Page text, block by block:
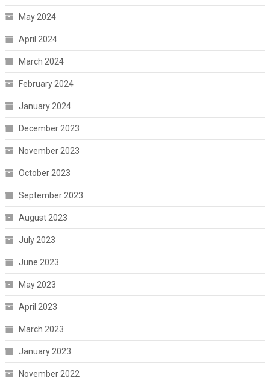
May 2024
April 2024
March 2024
February 2024
January 2024
December 2023
November 2023
October 2023
September 2023
August 2023
July 2023
June 2023
May 2023
April 2023
March 2023
January 2023
November 2022